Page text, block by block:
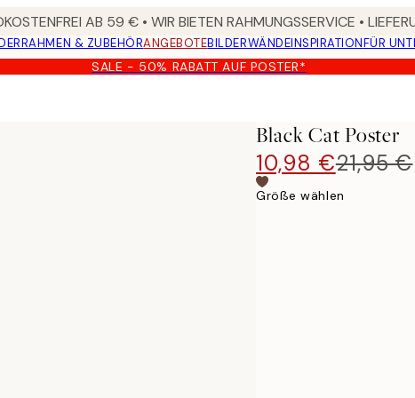
AB 59 € • WIR BIETEN RAHMUNGSSERVICE •
RAHMEN & ZUBEHÖRANGEBOTEBILDERWÄNDEINSPIRATIONFÜR
SALE - 50% RABATT AUF POSTER*
Black Cat Poster
10,98 €21,95 €
Größe wählen